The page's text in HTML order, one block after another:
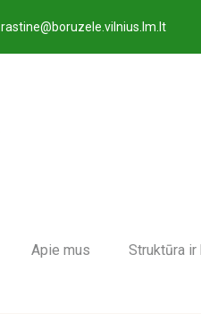
rastine@boruzele.vilnius.lm.lt
Apie mus Struktūra ir